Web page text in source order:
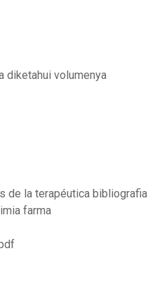
diketahui volumenya
de la terapéutica bibliografia
farma